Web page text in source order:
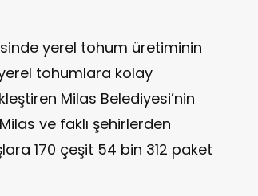
yerel tohum üretiminin
yerel tohumlara kolay
Milas Belediyesi’nin
ve faklı şehirlerden
170 çeşit 54 bin 312 paket